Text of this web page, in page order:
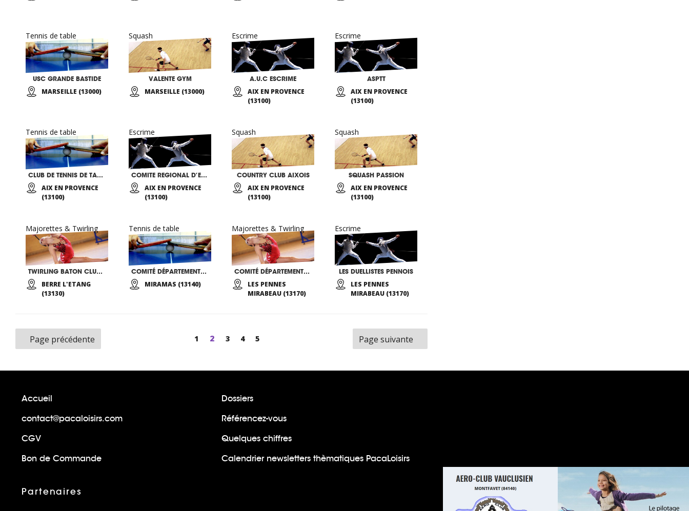
Tennis de table
USC GRANDE BASTIDE
MARSEILLE (13000)
Squash
VALENTE GYM
MARSEILLE (13000)
Escrime
A.U.C ESCRIME
AIX EN PROVENCE
(13100)
Escrime
ASPTT
AIX EN PROVENCE
(13100)
Tennis de table
CLUB DE TENNIS DE TABLE MILLOIS
AIX EN PROVENCE
(13100)
Escrime
COMITE REGIONAL D’ESCRIME
AIX EN PROVENCE
(13100)
Squash
COUNTRY CLUB AIXOIS
AIX EN PROVENCE
(13100)
Squash
SQUASH PASSION
AIX EN PROVENCE
(13100)
Majorettes & Twirling
TWIRLING BATON CLUB DE BERRE
BERRE L'ETANG
(13130)
Tennis de table
COMITÉ DÉPARTEMENTAL 13 DE TENNIS DE TABLE
MIRAMAS (13140)
Majorettes & Twirling
COMITÉ DÉPARTEMENTAL 13 TWIRLING BATON
LES PENNES
MIRABEAU (13170)
Escrime
LES DUELLISTES PENNOIS
LES PENNES
MIRABEAU (13170)
Page précédente Page
1 Page
2 Page
3 Page
4 Page
5 Page suivante
Accueil
Dossiers
contact@pacaloisirs.com
Référencez-vous
CGV
Quelques chiffres
Bon de Commande
Calendrier newsletters thèmatiques PacaLoisirs
Partenaires